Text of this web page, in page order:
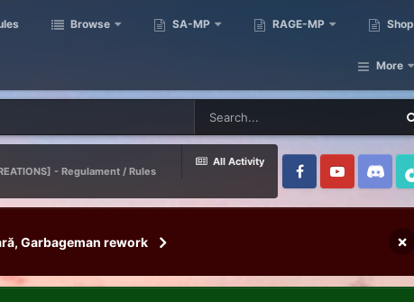
Browse SA-MP RAGE-MP Shop
More
All Activity
- Regulament / Rules
Garbageman rework ×